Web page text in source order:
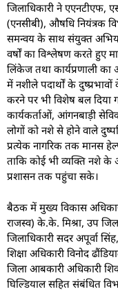
जिलाधिकारी ने एएनटीएफ,
(एनसीबी), औषधि नियंत्रक
समन्वय के साथ संयुक्त
वर्षों का विश्लेषण करते हुए
लिंकेज तथा कार्यप्रणाली
में नशीले पदार्थों के
करने पर भी विशेष बल दिया
कार्यकर्ताओं, आंगनबाड़ी
लोगों को नशे से होने वाले
प्रत्येक नागरिक तक मानस
ताकि कोई भी व्यक्ति नशे के
प्रशासन तक पहुंचा सके।
बैठक में मुख्य विकास
राजस्व) के.के. मिश्रा, उप
जिलाधिकारी सदर अपूर्वा
शिक्षा अधिकारी विनोद
जिला आबकारी अधिकारी
घिल्डियाल सहित संबंधित